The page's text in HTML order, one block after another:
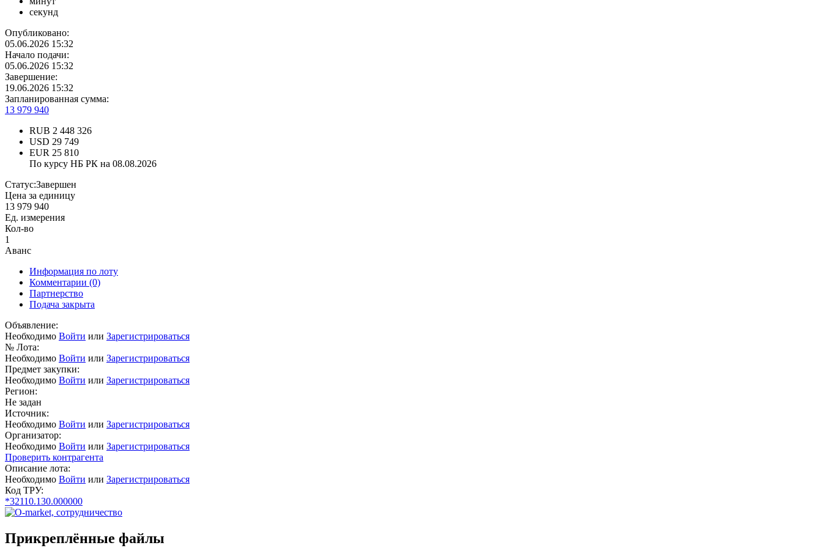
секунд
Опубликовано:
05.06.2026 15:32
Начало подачи:
05.06.2026 15:32
Завершение:
19.06.2026 15:32
Запланированная сумма:
13 979 940
RUB 2 448 326
USD 29 749
EUR 25 810
По курсу НБ РК на 08.08.2026
Статус:Завершен
Цена за единицу
13 979 940
Ед. измерения
Кол-во
1
Аванс
Информация по лоту
Комментарии (0)
Партнерство
Подача закрыта
Объявление:
Необходимо Войти или Зарегистрироваться
№ Лота:
Необходимо Войти или Зарегистрироваться
Предмет закупки:
Необходимо Войти или Зарегистрироваться
Регион:
Не задан
Источник:
Необходимо Войти или Зарегистрироваться
Организатор:
Необходимо Войти или Зарегистрироваться
Проверить контрагента
Описание лота:
Необходимо Войти или Зарегистрироваться
Код ТРУ:
*32110.130.000000
Прикреплённые файлы